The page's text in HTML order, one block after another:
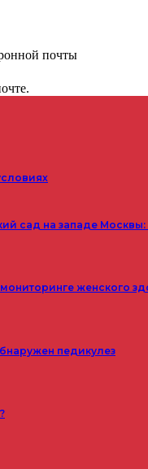
почты
сад на западе
женского
педикулез